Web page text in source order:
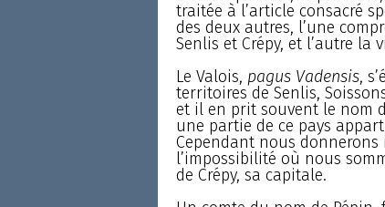
traitée à l’article consacré
des deux autres, l’une
Senlis et Crépy, et l’autre
Le Valois, pagus Vadensis,
territoires de Senlis,
et il en prit souvent le nom
une partie de ce pays
Cependant nous
l’impossibilité où nous
de Crépy, sa capitale.